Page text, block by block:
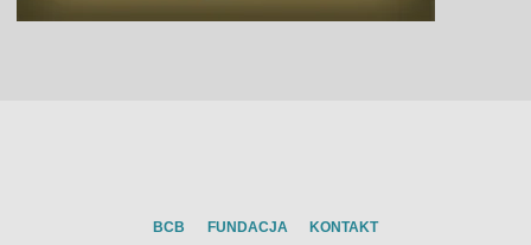
BCB FUNDACJA KONTAKT